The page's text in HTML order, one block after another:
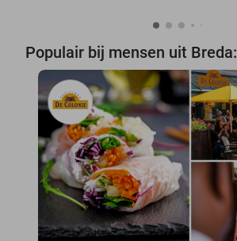
Populair bij mensen uit Breda: